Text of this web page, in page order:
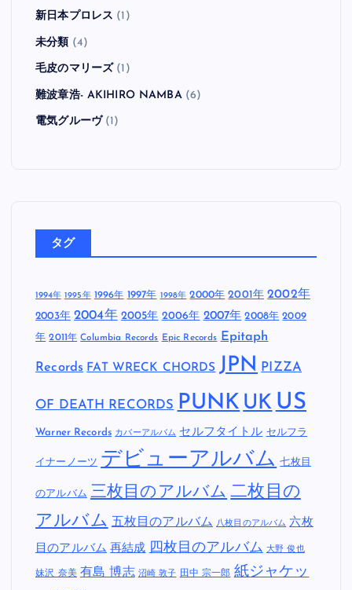
新日本プロレス (1)
未分類 (4)
毛皮のマリーズ (1)
難波章浩- AKIHIRO NAMBA(6)
電気グルーヴ(1)
タグ
1994年 1995年 1996年 1997年 1998年 2000年 2001年 2002年
2003年 2004年 2005年 2006年 2007年 2008年 2009
年 2011年 Columbia Records Epic Records Epitaph
Records FAT WRECK CHORDS JPN PIZZA
OF DEATH RECORDS PUNK UK US
Warner Records カバーアルバム セルフタイトル セルフラ
イナーノーツ デビューアルバム 七枚目
のアルバム 三枚目のアルバム 二枚目の
アルバム 五枚目のアルバム 八枚目のアルバム 六枚
目のアルバム 再結成 四枚目のアルバム 大野 俊也
妹沢 奈美 有島 博志 沼崎 敦子 田中 宗一郎 紙ジャケッ